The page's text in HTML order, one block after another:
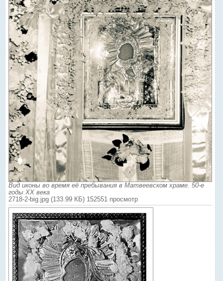
Вид иконы во время её пребывания в Матвеевском храме. 50-е
годы ХХ века
2718-2-big.jpg (133.99 КБ) 152551 просмотр